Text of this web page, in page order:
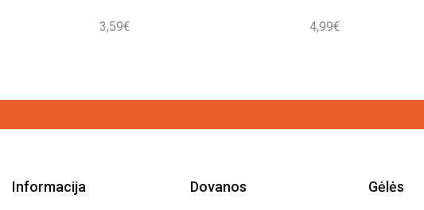
3,59€ 4,99€
Informacija Dovanos Gėlės